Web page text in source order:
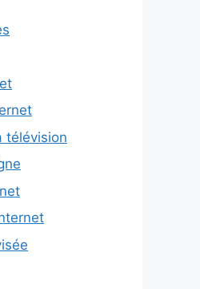
télévision